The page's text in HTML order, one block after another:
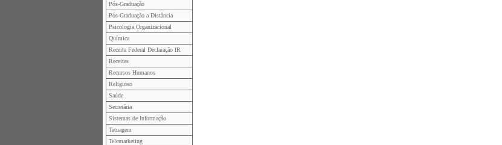
Pós-Graduação
Pós-Graduação a Distância
Psicologia Organizacional
Química
Receita Federal Declaração IR
Receitas
Recursos Humanos
Religioso
Saúde
Secretária
Sistemas de Informação
Tatuagem
Telemarketing